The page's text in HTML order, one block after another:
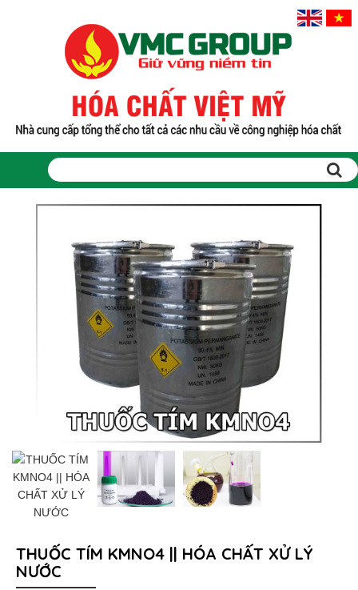
THUỐC TÍM KMNO4 || HÓA CHẤT XỬ LÝ
NƯỚC